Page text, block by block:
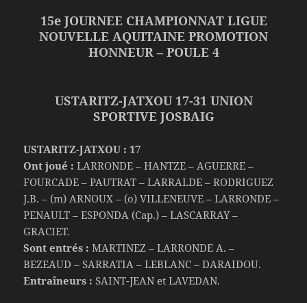
15e JOURNEE CHAMPIONNAT LIGUE
NOUVELLE AQUITAINE PROMOTION
HONNEUR – POULE 4
USTARITZ-JATXOU 17-31 UNION
SPORTIVE JOSBAIG
USTARITZ-JATXOU : 17
Ont joué :LARRONDE – HANTZE – AGUERRE –
FOURCADE – PAUTRAT – LARRALDE – RODRIGUEZ
J.B. – (m) ARNOUX – (o) VILLENEUVE – LARRONDE –
PENAULT – ESPONDA (Cap.) – LASCARRAY –
GRACIET.
Sont entrés :MARTINEZ – LARRONDE A. –
BEZEAUD – SARRATIA – LEBLANC – DARAIDOU.
Entraîneurs :SAINT-JEAN et LAVEDAN.